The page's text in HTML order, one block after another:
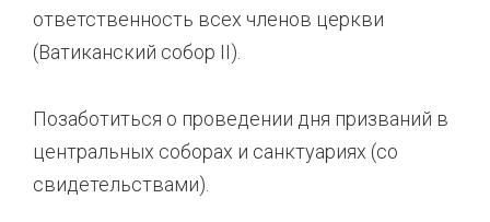
ответственность всех членов церкви
(Ватиканский собор II).
Позаботиться о проведении дня призваний в
центральных соборах и санктуариях (со
свидетельствами).